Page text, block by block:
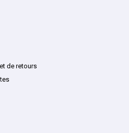
de retours